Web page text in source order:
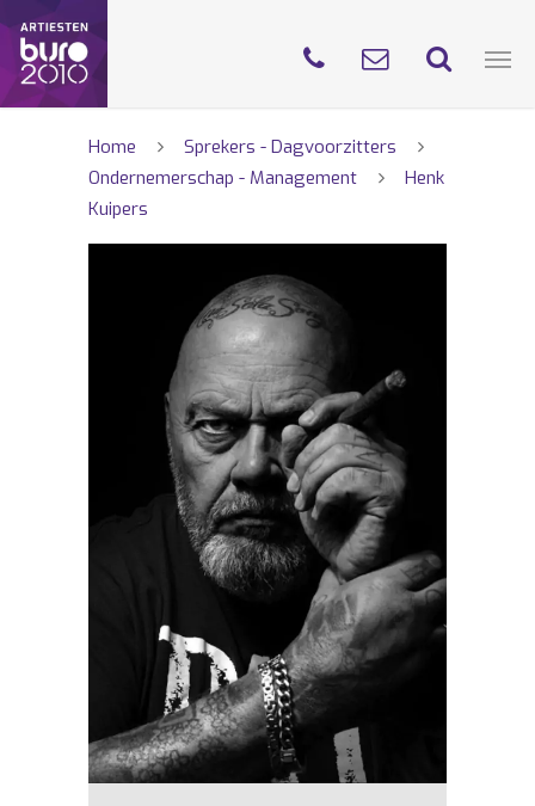
Home
Sprekers - Dagvoorzitters
Ondernemerschap - Management
Henk
Kuipers